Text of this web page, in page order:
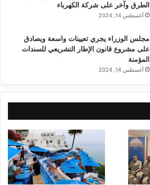
الطرق وآخر على شركة الكهرباء
أغسطس 14, 2024
مجلس الوزراء يجري تعيينات واسعة ويصادق
على مشروع قانون الإطار التشريعي للسندات
المؤمنة
أغسطس 14, 2024